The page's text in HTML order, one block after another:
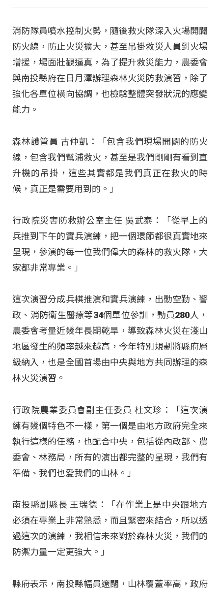
消防隊員噴水控制火勢，隨後救火隊深入火場開闢
防火線，防止火災擴大，甚至吊掛救災人員到火場
增援，場面壯觀逼真，為了提升救災能力，農委會
與南投縣府在日月潭辦理森林火災防救演習，除了
強化各單位橫向協調，也檢驗整體突發狀況的應變
能力。
森林護管員 古仲凱：「包含我們現場開闢的防火
線，包含我們幫浦救火，甚至是我們剛剛有看到直
升機的吊掛，這些其實都是我們真正在救火的時
候，真正是需要用到的。」
行政院災害防救辦公室主任 吳武泰：「從早上的
兵推到下午的實兵演練，把一個環節都很真實地來
呈現，參演的每一位我們偉大的森林的救火隊，大
家都非常專業。」
這次演習分成兵棋推演和實兵演練，出動空勤、警
政、消防衛生醫療等34個單位參訓，動員280人，
農委會考量近幾年長期乾旱，導致森林火災在淺山
地區發生的頻率越來越高，今年特別規劃將縣府層
級納入，也是全國首場由中央與地方共同辦理的森
林火災演習。
行政院農業委員會副主任委員 杜文珍：「這次演
練有幾個特色不一樣，第一個是由地方政府完全來
執行這樣的任務，也配合中央，包括從內政部、農
委會、林務局，所有的演出都完整的呈現，我們有
準備、我們也愛我們的山林。」
南投縣副縣長 王瑞德：「在作業上是中央跟地方
必須在專業上非常熟悉，而且緊密來結合，所以透
過這次的演練，我相信未來對於森林火災，我們的
防禦力量一定更強大。」
縣府表示，南投縣幅員遼闊，山林覆蓋率高，政府